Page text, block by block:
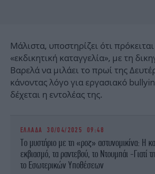
Μάλιστα, υποστηρίζει ότι
«εκδικητική καταγγελία», με τη
Βαρελά να μιλάει το πρωί της
κάνοντας λόγο για εργασιακό
δέχεται η εντολέας της.
ΕΛΛΑΔΑ 30/04/2025 09:48
Το μυστήριο με τη «ροζ» αστυνομικίνα: Η
εκβιασμό, τα ραντεβού, το Ντουμπάι -Γιατί
το Εσωτερικών Υποθέσεων